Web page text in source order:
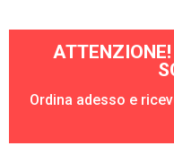
ATTENZIONE!
Ordina adesso e